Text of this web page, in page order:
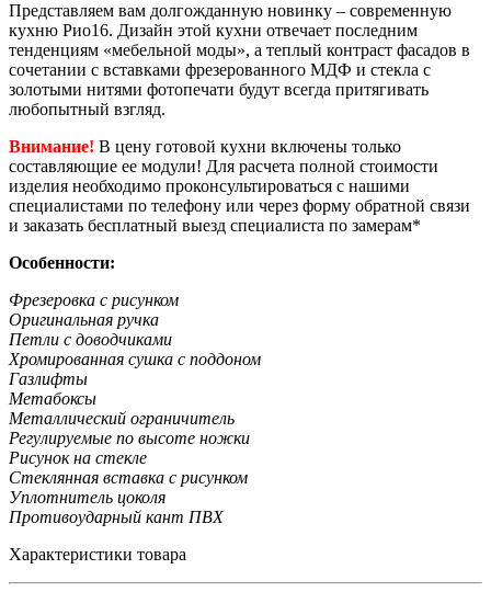
Представляем вам долгожданную новинку – современную
кухню Рио16. Дизайн этой кухни отвечает последним
тенденциям «мебельной моды», а теплый контраст фасадов в
сочетании с вставками фрезерованного МДФ и стекла с
золотыми нитями фотопечати будут всегда притягивать
любопытный взгляд.
Внимание! В цену готовой кухни включены только
составляющие ее модули! Для расчета полной стоимости
изделия необходимо проконсультироваться с нашими
специалистами по телефону или через форму обратной связи
и заказать бесплатный выезд специалиста по замерам*
Особенности:
Фрезеровка с рисунком
Оригинальная ручка
Петли с доводчиками
Хромированная сушка с поддоном
Газлифты
Метабоксы
Металлический ограничитель
Регулируемые по высоте ножки
Рисунок на стекле
Стеклянная вставка с рисунком
Уплотнитель цоколя
Противоударный кант ПВХ
Характеристики товара